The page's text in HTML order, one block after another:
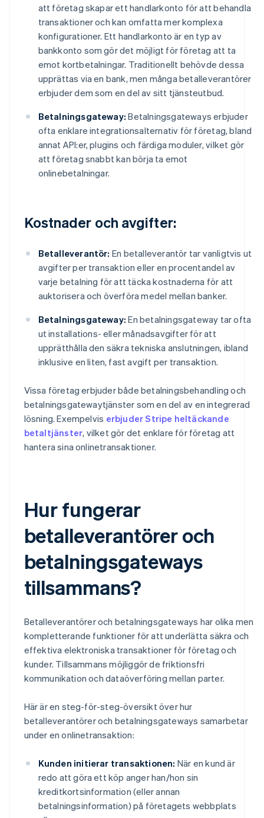
att företag skapar ett handlarkonto för att behandla
transaktioner och kan omfatta mer komplexa
konfigurationer. Ett handlarkonto är en typ av
bankkonto som gör det möjligt för företag att ta
emot kortbetalningar. Traditionellt behövde dessa
upprättas via en bank, men många betalleverantörer
erbjuder dem som en del av sitt tjänsteutbud.
Betalningsgateway: Betalningsgateways erbjuder
ofta enklare integrationsalternativ för företag, bland
annat API:er, plugins och färdiga moduler, vilket gör
att företag snabbt kan börja ta emot
onlinebetalningar.
Kostnader och avgifter:
Betalleverantör: En betalleverantör tar vanligtvis ut
avgifter per transaktion eller en procentandel av
varje betalning för att täcka kostnaderna för att
auktorisera och överföra medel mellan banker.
Betalningsgateway: En betalningsgateway tar ofta
ut installations- eller månadsavgifter för att
upprätthålla den säkra tekniska anslutningen, ibland
inklusive en liten, fast avgift per transaktion.
Vissa företag erbjuder både betalningsbehandling och
betalningsgatewaytjänster som en del av en integrerad
lösning. Exempelvis erbjuder Stripe heltäckande
betaltjänster, vilket gör det enklare för företag att
hantera sina onlinetransaktioner.
Hur fungerar
betalleverantörer och
betalningsgateways
tillsammans?
Betalleverantörer och betalningsgateways har olika men
kompletterande funktioner för att underlätta säkra och
effektiva elektroniska transaktioner för företag och
kunder. Tillsammans möjliggör de friktionsfri
kommunikation och dataöverföring mellan parter.
Här är en steg-för-steg-översikt över hur
betalleverantörer och betalningsgateways samarbetar
under en onlinetransaktion:
Kunden initierar transaktionen: När en kund är
redo att göra ett köp anger han/hon sin
kreditkortsinformation (eller annan
betalningsinformation) på företagets webbplats